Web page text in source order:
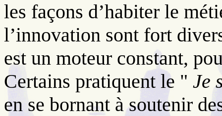
les façons d’habiter le
l’innovation sont fort
est un moteur constant,
Certains pratiquent le " Je
en se bornant à soutenir